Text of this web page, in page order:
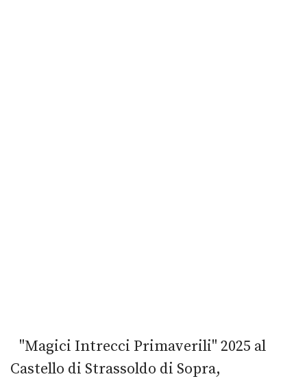
"Magici Intrecci Primaverili" 2025 al
Castello di Strassoldo di Sopra,